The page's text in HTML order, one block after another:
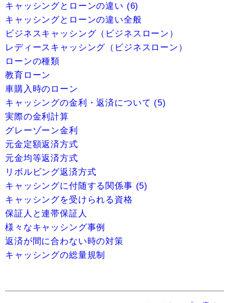
キャッシングとローンの違い (6)
キャッシングとローンの違い全般
ビジネスキャッシング（ビジネスローン）
レディースキャッシング（ビジネスローン）
ローンの種類
教育ローン
車購入時のローン
キャッシングの金利・返済について (5)
実際の金利計算
グレーゾーン金利
元金定額返済方式
元金均等返済方式
リボルビング返済方式
キャッシングに付随する関係事 (5)
キャッシングを受けられる資格
保証人と連帯保証人
様々なキャッシング事例
返済が間に合わない時の対策
キャッシングの総量規制